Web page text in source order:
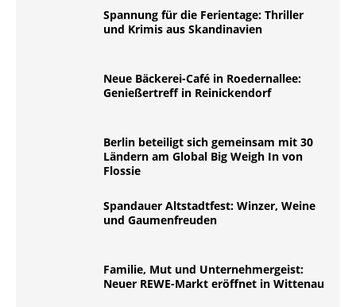
Spannung für die Ferientage: Thriller
und Krimis aus Skandinavien
Neue Bäckerei-Café in Roedernallee:
Genießertreff in Reinickendorf
Berlin beteiligt sich gemeinsam mit 30
Ländern am Global Big Weigh In von
Flossie
Spandauer Altstadtfest: Winzer, Weine
und Gaumenfreuden
Familie, Mut und Unternehmergeist:
Neuer REWE-Markt eröffnet in Wittenau